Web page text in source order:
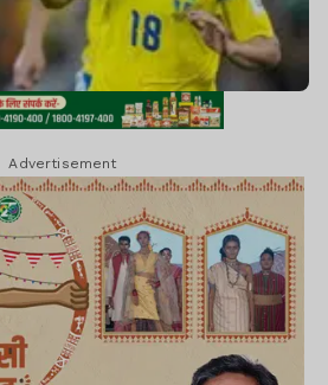
Advertisement